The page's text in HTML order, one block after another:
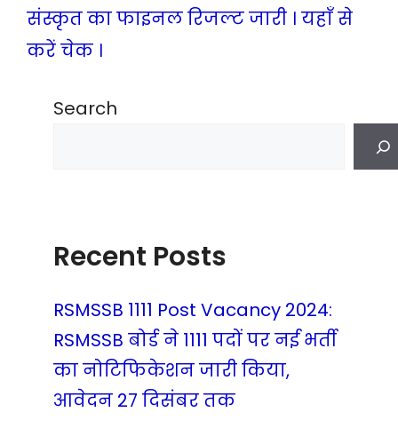
संस्कृत का फाइनल रिजल्ट जारी । यहाँ से
करें चेक ।
Search
Recent Posts
RSMSSB 1111 Post Vacancy 2024:
RSMSSB बोर्ड ने 1111 पदों पर नई भर्ती
का नोटिफिकेशन जारी किया,
आवेदन 27 दिसंबर तक